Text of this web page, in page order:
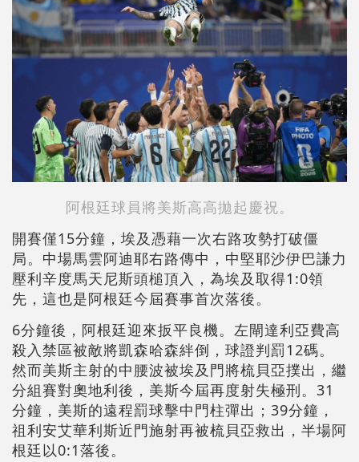
阿根廷球員將美斯高高拋起慶祝。
開賽僅15分鐘，埃及憑藉一次右路攻勢打破僵
局。中場馬雲阿迪耶右路傳中，中堅耶沙伊巴謙力
壓利辛度馬天尼斯頭槌頂入，為埃及取得1:0領
先，這也是阿根廷今屆賽事首次落後。
6分鐘後，阿根廷迎來扳平良機。左閘達利亞費高
殺入禁區被敵將凱森哈森絆倒，球證判罰12碼。
然而美斯主射的中腰波被埃及門將梳貝亞撲出，繼
分組賽對奧地利後，美斯今屆再度射失極刑。31
分鐘，美斯的遠程罰球擊中門柱彈出；39分鐘，
祖利安艾華利斯近門施射再被梳貝亞救出，半場阿
根廷以0:1落後。